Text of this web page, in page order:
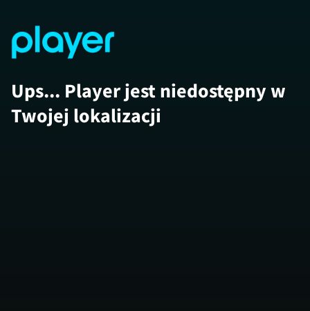
Ups... Player jest niedostępny w
Twojej lokalizacji